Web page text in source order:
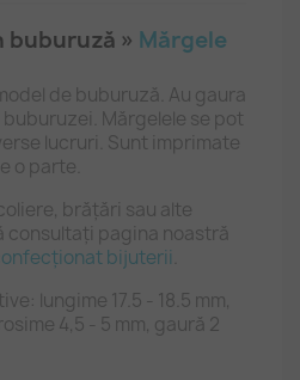
buburuză » Mărgele
de buburuză. Au gaura
Mărgelele se pot
lucruri. Sunt imprimate
o parte.
brățări sau alte
consultați pagina noastră
bijuterii
lungime 17.5 - 18.5 mm,
4,5 - 5 mm, gaură 2